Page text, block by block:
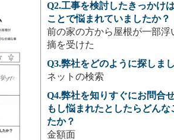
Q2.工事を検討したきっかけ
ことで悩まれていましたか？
前の家の方から屋根が一部浮
摘を受けた
Q3.弊社をどのように探しま
ネットの検索
Q4.弊社を知りすぐにお問合
もし悩まれたとしたらどん
たか？
金額面